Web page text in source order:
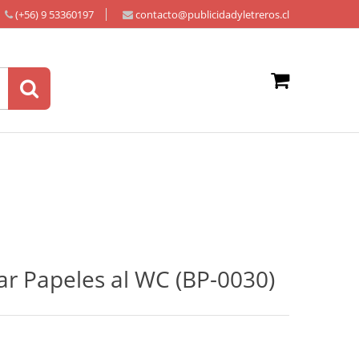
(+56) 9 53360197 contacto@publicidadyletreros.cl
Papeles al WC (BP-0030)